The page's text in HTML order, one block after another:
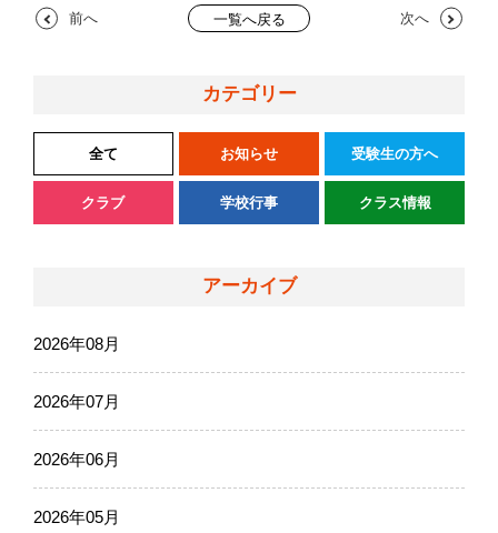
前へ 一覧へ戻る 次へ
カテゴリー
全て お知らせ 受験生の方へ
クラブ 学校行事 クラス情報
アーカイブ
2026年08月
2026年07月
2026年06月
2026年05月